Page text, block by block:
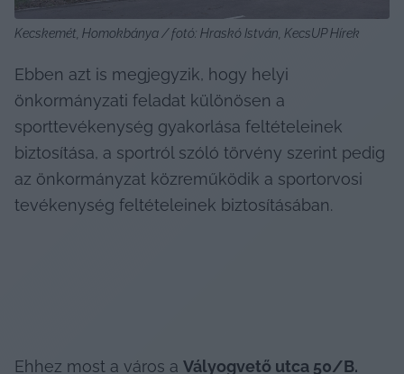
Kecskemét, Homokbánya / fotó: Hraskó István, KecsUP Hírek
Ebben azt is megjegyzik, hogy helyi
önkormányzati feladat különösen a
sporttevékenység gyakorlása feltételeinek
biztosítása, a sportról szóló törvény szerint pedig
az önkormányzat közreműködik a sportorvosi
tevékenység feltételeinek biztosításában.
Ehhez most a város a Vályogvető utca 50/B.